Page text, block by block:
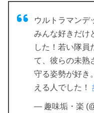
ウルトラマンデ
みんな好きだけ
した！若い隊員
て、彼らの未熟
守る姿勢が好き
える人でした！
— 趣味垢・楽